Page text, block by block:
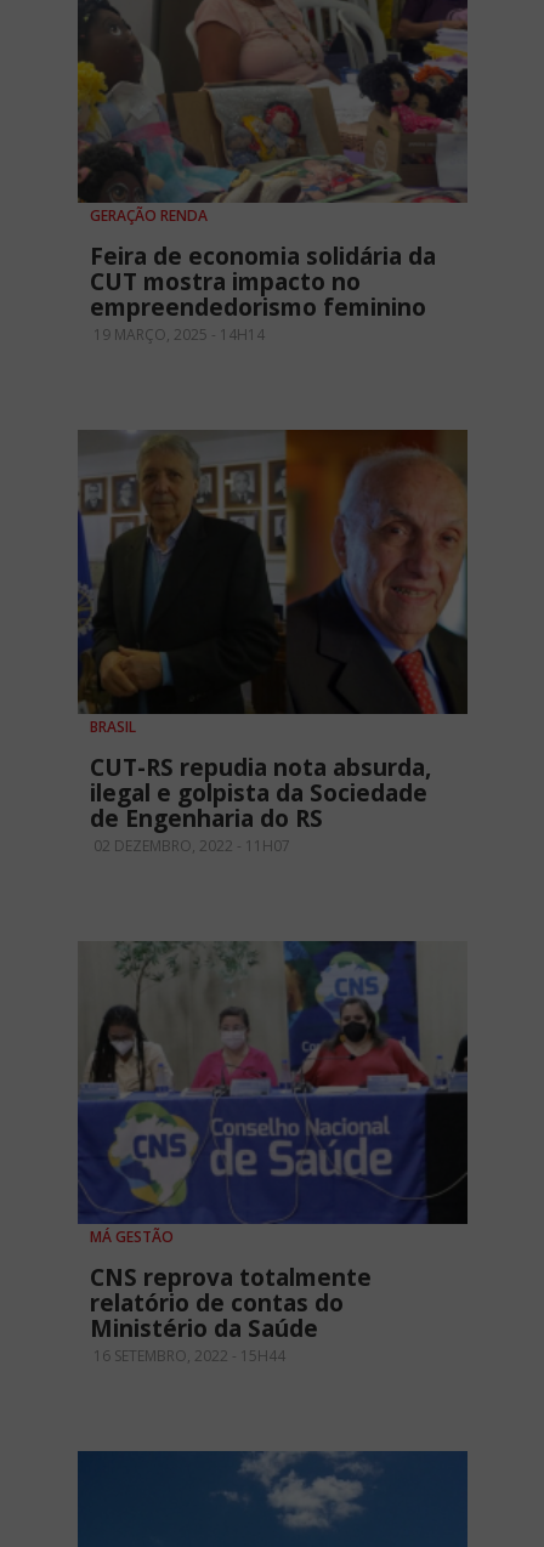
GERAÇÃO RENDA
Feira de economia solidária da
CUT mostra impacto no
empreendedorismo feminino
19 MARÇO, 2025 - 14H14
BRASIL
CUT-RS repudia nota absurda,
ilegal e golpista da Sociedade
de Engenharia do RS
02 DEZEMBRO, 2022 - 11H07
MÁ GESTÃO
CNS reprova totalmente
relatório de contas do
Ministério da Saúde
16 SETEMBRO, 2022 - 15H44